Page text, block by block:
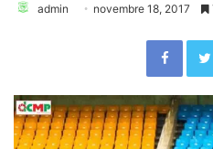
admin novembre 18, 2017